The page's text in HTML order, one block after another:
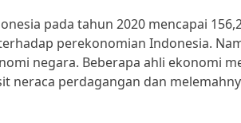
pada tahun 2020 mencapai
perekonomian Indonesia.
negara. Beberapa ahli ekonomi
neraca perdagangan dan